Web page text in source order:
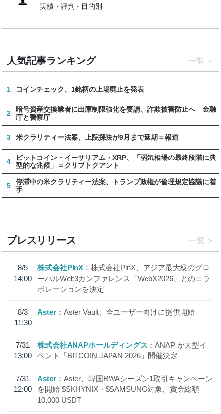
実績・評判・目的別
人気記事ランキング 一覧
1 コインチェック、1銘柄の上場廃止を発表
2
暗号資産交換業者に出庫制限強化を要請、詐欺被害防止へ 金融
庁と警察庁
3 米クラリティー法案、上院採決が9月まで延期＝報道
4
ビットコイン・イーサリアム・XRP、「弱気相場の最終段階に典
型的な兆候」＝クリプトクアント
5
停滞中の米クラリティー法案、トランプ政権が倫理規定協議に着
手
プレスリリース 一覧
8/5
14:00
株式会社PlnX
株式会社PlnX、アジア最大級のグロ
ーバルWeb3カンファレンス「WebX2026」とのコラ
ボレーションを決定
8/3
11:30
Aster Aster Vault、全ユーザー向けに提供開始
7/31
13:00
株式会社ANAPホールディングス
ANAP が大型イ
ベント「BITCOIN JAPAN 2026」開催決定
7/31
12:00
Aster
Aster、韓国RWAシーズン1取引キャンペーン
を開始 $SKHYNIX・$SAMSUNG対象、賞金総額
10,000 USDT